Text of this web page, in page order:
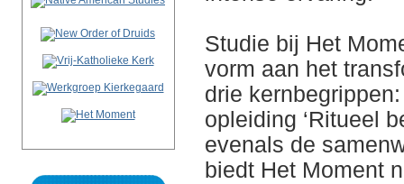
Studie bij Het
vorm aan het
drie
opleiding ‘Ritueel
evenals de
biedt Het Moment